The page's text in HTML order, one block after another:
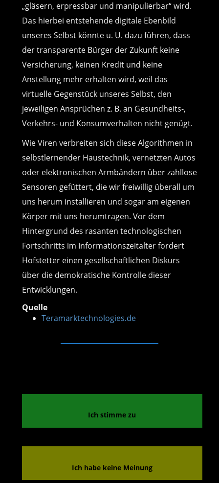
„gläsern, erpressbar und manipulierbar“ wird.
Das hierbei entstehende digitale Ebenbild
unseres Selbst könnte u. U. dazu führen, dass
der transparente Bürger der Zukunft keine
Versicherung, keinen Kredit und keine
Anstellung mehr erhalten wird, weil das
virtuelle Gegenstück unseres Selbst, den
jeweiligen Ansprüchen z. B. an Gesundheits-,
Verkehrs- und Konsumverhalten nicht genügt.
Wie Viren verbreiten sich diese Algorithmen in
selbstlernender Haustechnik, vernetzten Autos
oder elektronischen Armbändern über zahllose
Sensoren gefüttert, die wir freiwillig überall um
uns herum installieren und sogar am eigenen
Körper mit uns herumtragen. Vor dem
Hintergrund des rasanten technologischen
Fortschritts im Informationszeitalter fordert
Hofstetter einen gesellschaftlichen Diskurs
über die demokratische Kontrolle dieser
Entwicklungen.
Ich stimme zu
Ich habe keine Meinung
Quelle
Teramarktechnologies.de